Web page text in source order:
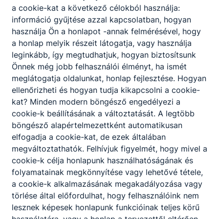
d) száznyolcvan százaléka, ha a szakmai
vizsga eredménye 4,49 fölött van.” (Vhr. 172.
§)
„A rászorultsági helyzete és jó tanulmányi
eredménye alapján pályázat útján elnyerhető
támogatásra a nappali rendszerű szakmai
oktatásban részt vevő olyan tanuló pályázhat,
aki
a) hátrányos helyzetű vagy rendszeres
gyermekvédelmi kedvezményben részesül, és
b) a pályázat benyújtását megelőző tanév év
végi minősítésében kapott osztályzatok
átlaga 3,50 fölött van.
(2) A támogatás havonkénti mértéke a támogatás
alapjának húsz százaléka.
(3) A pályázati kiírást a Nemzeti Szakképzési és
a cookie-kat a következő célokból használja:
információ gyűjtése azzal kapcsolatban, hogyan
használja Ön a honlapot -annak felmérésével, hogy
a honlap melyik részeit látogatja, vagy használja
leginkább, így megtudhatjuk, hogyan biztosítsunk
Önnek még jobb felhasználói élményt, ha ismét
meglátogatja oldalunkat, honlap fejlesztése. Hogyan
ellenőrizheti és hogyan tudja kikapcsolni a cookie-
kat? Minden modern böngésző engedélyezi a
cookie-k beállításának a változtatását. A legtöbb
böngésző alapértelmezettként automatikusan
elfogadja a cookie-kat, de ezek általában
megváltoztathatók. Felhívjuk figyelmét, hogy mivel a
cookie-k célja honlapunk használhatóságának és
folyamatainak megkönnyítése vagy lehetővé tétele,
a cookie-k alkalmazásának megakadályozása vagy
törlése által előfordulhat, hogy felhasználóink nem
lesznek képesek honlapunk funkcióinak teljes körű